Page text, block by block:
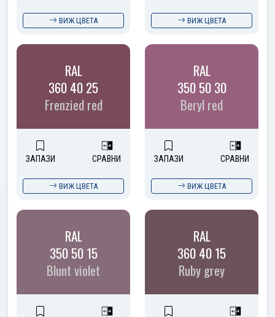
ВИЖ ЦВЕТА ВИЖ ЦВЕТА
RAL
360 40 25
Frenzied red
ЗАПАЗИ СРАВНИ
ВИЖ ЦВЕТА
RAL
350 50 30
Beryl red
ЗАПАЗИ СРАВНИ
ВИЖ ЦВЕТА
RAL
350 50 15
Blunt violet
RAL
360 40 15
Ruby grey